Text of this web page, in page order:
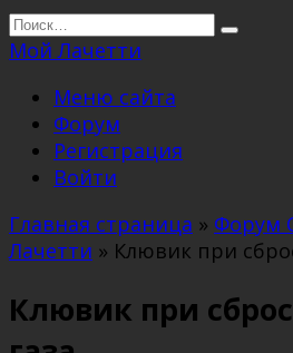
Перейти
к
Search
for:
Мой Лачетти
Меню сайта
Форум
Регистрация
Войти
Главная страница » Форум
Лачетти » Клювик при
Клювик при